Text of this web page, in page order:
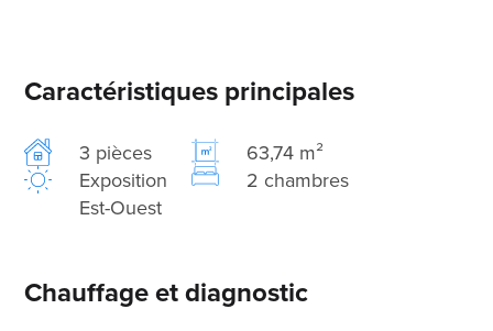
Caractéristiques principales
3 pièces
63,74 m²
Exposition
Est-Ouest
2 chambres
Chauffage et diagnostic